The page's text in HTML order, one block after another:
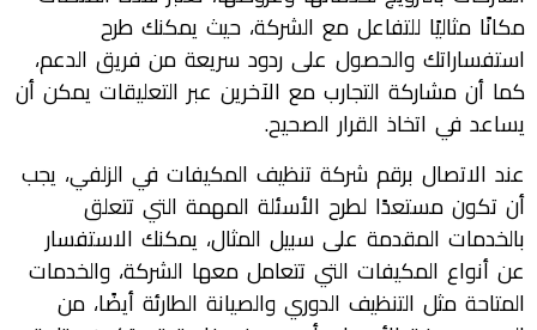
مكانًا مثاليًا للتفاعل مع الشركة، حيث يمكنك طرح
استفساراتك والحصول على ردود سريعة من فريق الدعم،
كما أن مشاركة التجارب مع الآخرين عبر التعليقات يمكن أن
يساعد في اتخاذ القرار الصحيح.
عند الاتصال برقم شركة تنظيف المكيفات في الزلفي، يجب
أن تكون مستعدًا لطرح الأسئلة المهمة التي تتعلق
بالخدمات المقدمة على سبيل المثال، يمكنك الاستفسار
عن أنواع المكيفات التي تتعامل معها الشركة، والخدمات
المتاحة مثل التنظيف الدوري والصيانة الطارئة أيضًا، من